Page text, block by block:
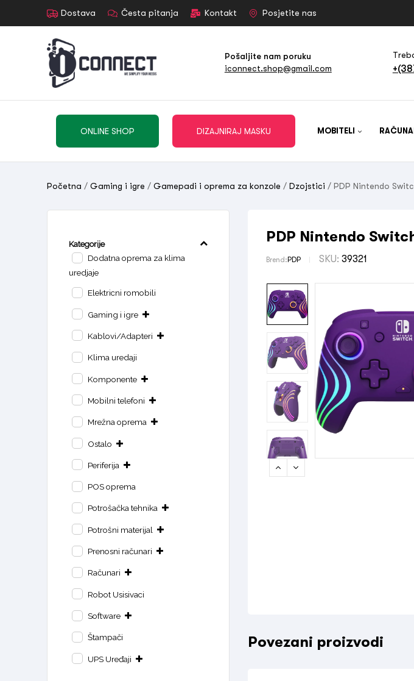
Dostava Česta pitanja Kontakt Posjetite nas
Pošaljite nam poruku
iconnect.shop@gmail.com
ONLINE SHOP DIZAJNIRAJ MASKU MOBITELI
Početna / Gaming i igre / Gamepadi i oprema za konzole / Dzojstici / PDP Nintendo
PDP Nintendo
Brend: PDP SKU: 39321
Povezani proizvodi
Kategorije
Dodatna oprema za klima
uredjaje
Elektricni romobili
Gaming i igre
Kablovi/Adapteri
Klima uredaji
Komponente
Mobilni telefoni
Mrežna oprema
Ostalo
Periferija
POS oprema
Potrošačka tehnika
Potrošni materijal
Prenosni računari
Računari
Robot Usisivaci
Software
Štampači
UPS Uređaji